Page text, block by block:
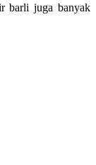
barli juga banyak